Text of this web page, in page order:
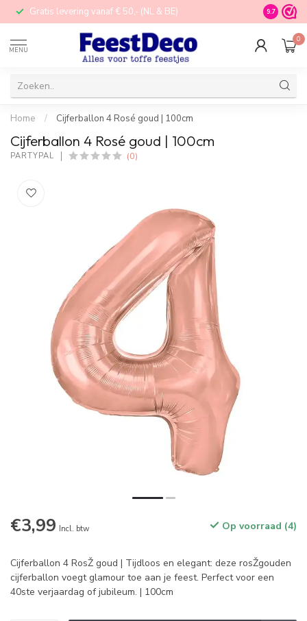
Gratis levering vanaf € 50,- (NL & BE) STORE in
9.7
MENU
0
Home / Cijferballon 4 Rosé goud | 100cm
Cijferballon 4 Rosé goud | 100cm
PARTYPAL (0)
€3,99 Incl. btw Op voorraad (4)
Cijferballon 4 RosŽ goud | Tijdloos en elegant: deze rosŽgouden
cijferballon voegt glamour toe aan je feest. Perfect voor een
40ste verjaardag of jubileum. | 100cm